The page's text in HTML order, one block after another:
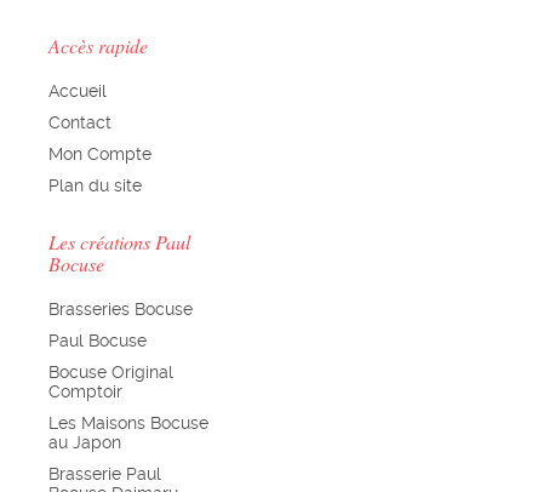
Accès rapide
Accueil
Contact
Mon Compte
Plan du site
Les créations Paul
Bocuse
Brasseries Bocuse
Paul Bocuse
Bocuse Original
Comptoir
Les Maisons Bocuse
au Japon
Brasserie Paul